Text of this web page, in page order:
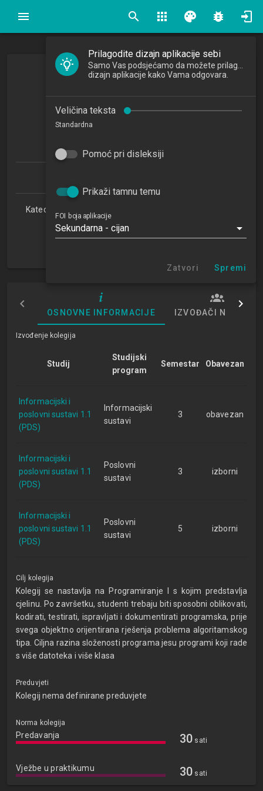
search apps palette bug_report
Programiranje 2
Programming 2
2021/2022
Katedra za teorijske i primijenjene osnove informacijskih
znanosti
RI
OSNOVNE INFORMACIJE IZVOĐAČI NASTAVE
Izvođenje kolegija
Studij
Studijski
program
Semestar Obavezan
Informacijski i
poslovni sustavi 1.1
(PDS)
Informacijski
sustavi
3 obavezan
Informacijski i
poslovni sustavi 1.1
(PDS)
Poslovni
sustavi
3 izborni
Informacijski i
poslovni sustavi 1.1
(PDS)
Poslovni
sustavi
5 izborni
Cilj kolegija
Kolegij se nastavlja na Programiranje I s kojim predstavlja
cjelinu. Po završetku, studenti trebaju biti sposobni oblikovati,
kodirati, testirati, ispravljati i dokumentirati programska, prije
svega objektno orijentirana rješenja problema algoritamskog
tipa. Ciljna razina složenosti programa jesu programi koji rade
s više datoteka i više klasa
Preduvjeti
Kolegij nema definirane preduvjete
Norma kolegija
Predavanja 30 sati
Vježbe u praktikumu 30 sati
Prilagodite dizajn aplikacije sebi
dizajn aplikacije kako Vama odgovara.
Veličina teksta
Standardna
Pomoć pri disleksiji
Prikaži tamnu temu
FOI boja aplikacije
Sekundarna - cijan
Zatvori Spremi